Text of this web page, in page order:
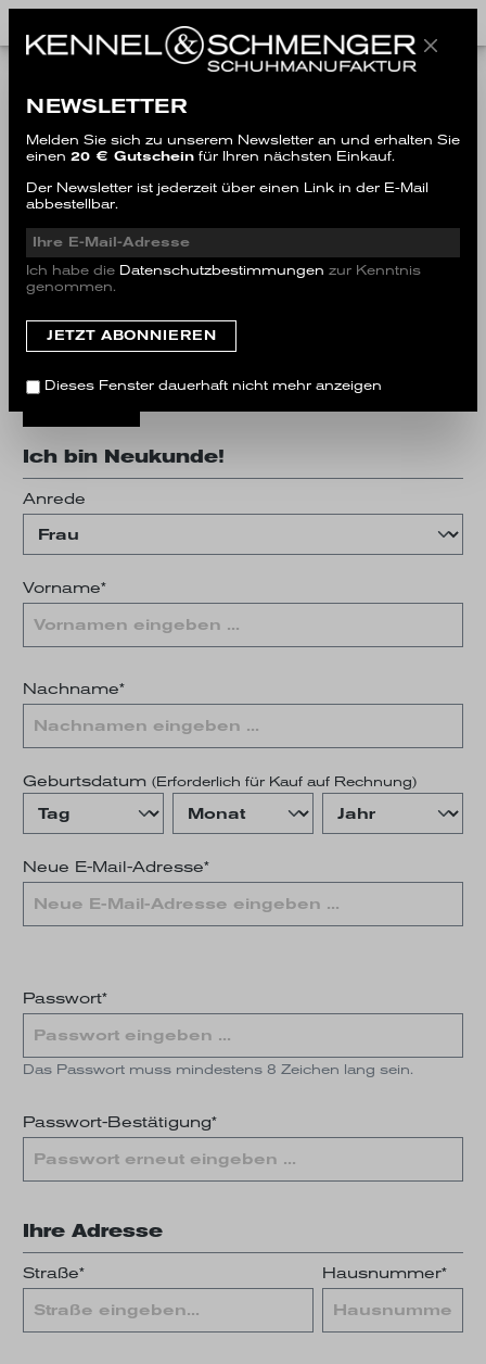
Ich bin bereits Kunde
Ihre E-Mail-Adresse
Ihr Passwort
Ich habe mein Passwort vergessen.
Ich bin Neukunde!
Anrede
Vorname*
Nachname*
Geburtsdatum (Erforderlich für Kauf auf Rechnung)
Neue E-Mail-Adresse*
Passwort*
Das Passwort muss mindestens 8 Zeichen lang sein.
Passwort-Bestätigung*
Ihre Adresse
Straße* Hausnummer*
NEWSLETTER
Melden Sie sich zu unserem Newsletter an und erhalten Sie
einen 20 € Gutschein für Ihren nächsten Einkauf.
Der Newsletter ist jederzeit über einen Link in der E-Mail
abbestellbar.
Ich habe die Datenschutzbestimmungen zur Kenntnis
genommen.
Dieses Fenster dauerhaft nicht mehr anzeigen